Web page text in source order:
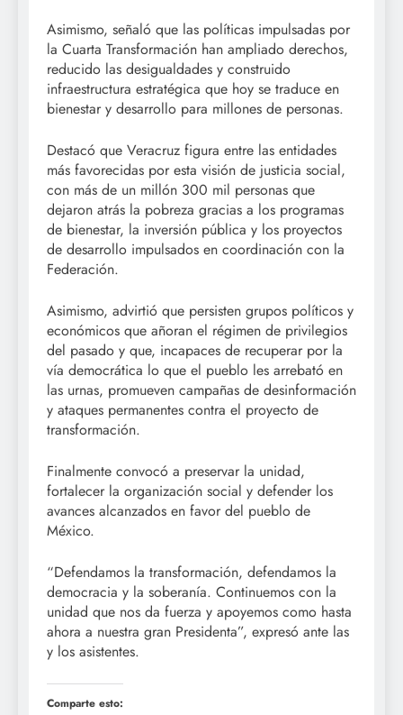
Asimismo, señaló que las políticas impulsadas por
la Cuarta Transformación han ampliado derechos,
reducido las desigualdades y construido
infraestructura estratégica que hoy se traduce en
bienestar y desarrollo para millones de personas.
Destacó que Veracruz figura entre las entidades
más favorecidas por esta visión de justicia social,
con más de un millón 300 mil personas que
dejaron atrás la pobreza gracias a los programas
de bienestar, la inversión pública y los proyectos
de desarrollo impulsados en coordinación con la
Federación.
Asimismo, advirtió que persisten grupos políticos y
económicos que añoran el régimen de privilegios
del pasado y que, incapaces de recuperar por la
vía democrática lo que el pueblo les arrebató en
las urnas, promueven campañas de desinformación
y ataques permanentes contra el proyecto de
transformación.
Finalmente convocó a preservar la unidad,
fortalecer la organización social y defender los
avances alcanzados en favor del pueblo de
México.
“Defendamos la transformación, defendamos la
democracia y la soberanía. Continuemos con la
unidad que nos da fuerza y apoyemos como hasta
ahora a nuestra gran Presidenta”, expresó ante las
y los asistentes.
Comparte esto: